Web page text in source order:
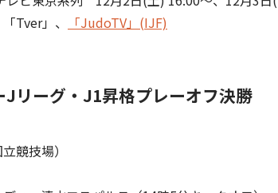
Tver」、
「JudoTV」(IJF)
Jリーグ・J1昇格プレーオフ決勝
競技場）